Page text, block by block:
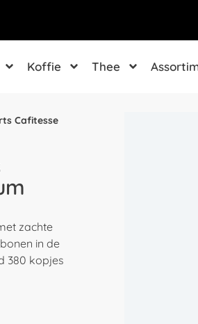
Koffie Thee
Cafitesse
zachte
in de
380 kopjes